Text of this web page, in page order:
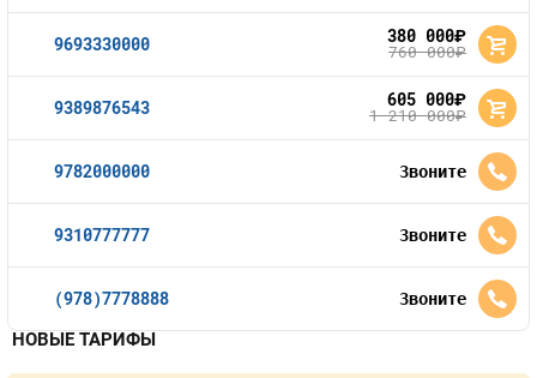
9693330000 380 000руб.
760 000руб.
9389876543 605 000руб.
1 210 000руб.
9782000000 Звоните
9310777777 Звоните
(978)7778888 Звоните
НОВЫЕ ТАРИФЫ